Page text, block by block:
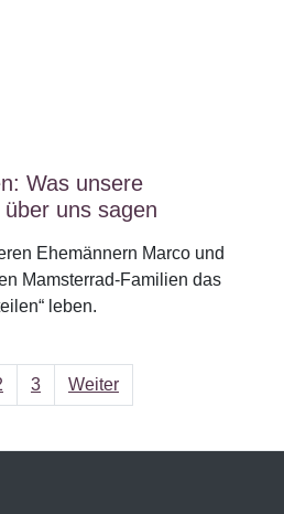
Was unsere
uns sagen
Ehemännern Marco und
Mamsterrad-Familien das
leben.
3 Weiter